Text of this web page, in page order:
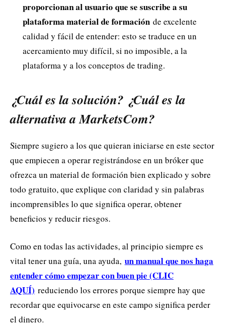
proporcionan al usuario que se suscribe a su
plataforma material de formación de excelente
calidad y fácil de entender: esto se traduce en un
acercamiento muy difícil, si no imposible, a la
plataforma y a los conceptos de trading.
¿Cuál es la solución? ¿Cuál es la
alternativa a MarketsCom?
Siempre sugiero a los que quieran iniciarse en este sector
que empiecen a operar registrándose en un bróker que
ofrezca un material de formación bien explicado y sobre
todo gratuito, que explique con claridad y sin palabras
incomprensibles lo que significa operar, obtener
beneficios y reducir riesgos.
Como en todas las actividades, al principio siempre es
vital tener una guía, una ayuda, un manual que nos haga
entender cómo empezar con buen pie (CLIC
AQUÍ) reduciendo los errores porque siempre hay que
recordar que equivocarse en este campo significa perder
el dinero.